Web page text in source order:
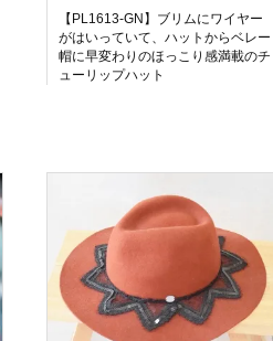
【PL1613-GN】ブリムにワイヤー
がはいっていて、ハットからベレー
帽に早変わりのほっこり感満載のチ
ューリップハット